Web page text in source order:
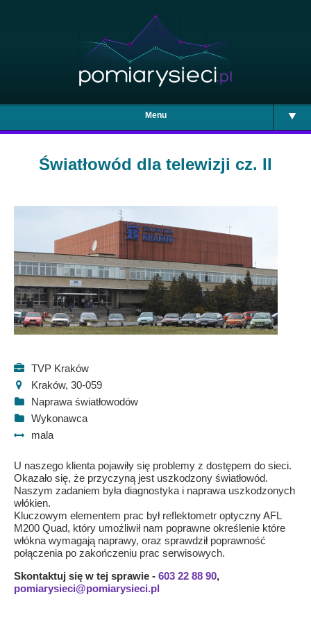
Menu
Światłowód dla telewizji cz. II
TVP Kraków
Kraków, 30-059
Naprawa światłowodów
Wykonawca
mala
U naszego klienta pojawiły się problemy z dostępem do sieci.
Okazało się, że przyczyną jest uszkodzony światłowód.
Naszym zadaniem była diagnostyka i naprawa uszkodzonych
włókien.
Kluczowym elementem prac był reflektometr optyczny AFL
M200 Quad, który umożliwił nam poprawne określenie które
włókna wymagają naprawy, oraz sprawdził poprawność
połączenia po zakończeniu prac serwisowych.
Skontaktuj się w tej sprawie - 603 22 88 90,
pomiarysieci@pomiarysieci.pl